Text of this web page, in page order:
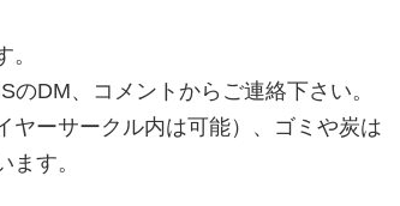
DM、コメントからご連絡下さい。
ーサークル内は可能）、ゴミや炭は
す。